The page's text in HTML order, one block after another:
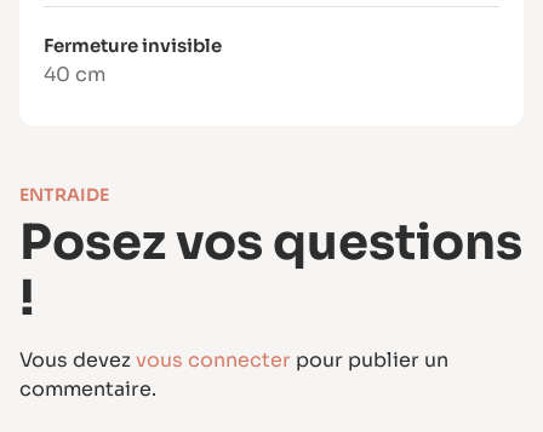
Fermeture invisible
40 cm
ENTRAIDE
Posez vos questions
!
Vous devezvous connecter pour publier un
commentaire.